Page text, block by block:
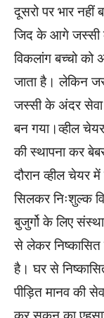
दूसरो पर भार
जिद के आगे जस्सी
विकलांग बच्चो को
जाता है। लेकिन
जस्सी के अंदर सेवा
बन गया।व्हील
की स्थापना कर
दौरान व्हील चेयर
सिलकर निःशुल्क
बुजुर्गो के लिए
से लेकर निष्कासित
है। घर से
पीड़ित मानव की